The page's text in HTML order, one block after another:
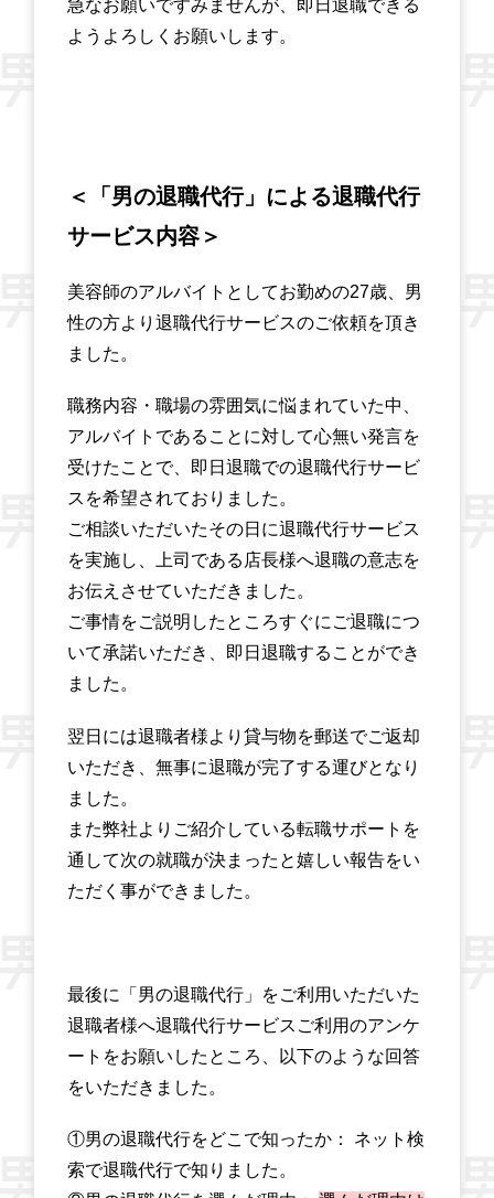
急なお願いですみませんが、即日退職できる
ようよろしくお願いします。
＜「男の退職代行」による退職代行
サービス内容＞
美容師のアルバイトとしてお勤めの27歳、男
性の方より退職代行サービスのご依頼を頂き
ました。
職務内容・職場の雰囲気に悩まれていた中、
アルバイトであることに対して心無い発言を
受けたことで、即日退職での退職代行サービ
スを希望されておりました。
ご相談いただいたその日に退職代行サービス
を実施し、上司である店長様へ退職の意志を
お伝えさせていただきました。
ご事情をご説明したところすぐにご退職につ
いて承諾いただき、即日退職することができ
ました。
翌日には退職者様より貸与物を郵送でご返却
いただき、無事に退職が完了する運びとなり
ました。
また弊社よりご紹介している転職サポートを
通して次の就職が決まったと嬉しい報告をい
ただく事ができました。
最後に「男の退職代行」をご利用いただいた
退職者様へ退職代行サービスご利用のアンケ
ートをお願いしたところ、以下のような回答
をいただきました。
①男の退職代行をどこで知ったか： ネット検
索で退職代行で知りました。